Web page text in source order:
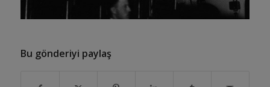
Bu gönderiyi paylaş